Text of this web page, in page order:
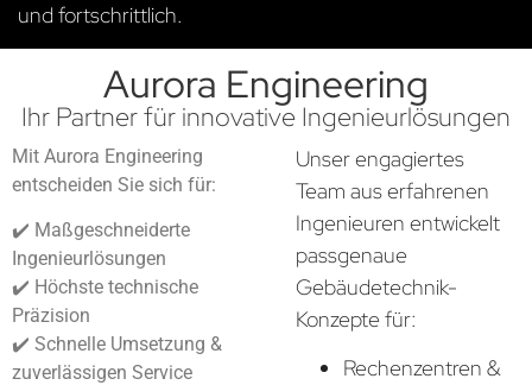
und fortschrittlich.
Aurora Engineering
Ihr Partner für innovative Ingenieurlösungen
Mit Aurora Engineering
entscheiden Sie sich für:
✔️ Maßgeschneiderte
Ingenieurlösungen
✔️ Höchste technische
Präzision
✔️ Schnelle Umsetzung &
zuverlässigen Service
Unser engagiertes
Team aus erfahrenen
Ingenieuren entwickelt
passgenaue
Gebäudetechnik-
Konzepte für:
Rechenzentren &